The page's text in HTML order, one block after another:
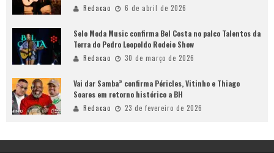
Redacao 6 de abril de 2026
Selo Moda Music confirma Bel Costa no palco Talentos da
Terra do Pedro Leopoldo Rodeio Show
Redacao 30 de março de 2026
Vai dar Samba” confirma Péricles, Vitinho e Thiago
Soares em retorno histórico a BH
Redacao 23 de fevereiro de 2026